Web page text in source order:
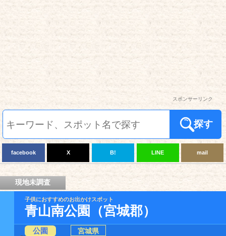
スポンサーリンク
探す
facebook X B! LINE mail
現地未調査
子供におすすめのお出かけスポット
青山南公園（宮城郡）
公園
宮城県